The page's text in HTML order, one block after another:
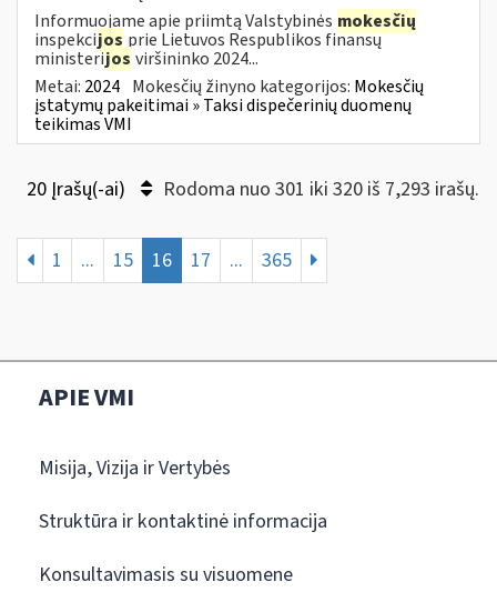
Informuojame apie priimtą Valstybinės mokesčių
inspekcijos prie Lietuvos Respublikos finansų
ministerijos viršininko 2024...
Metai: 2024 Mokesčių žinyno kategorijos: Mokesčių
įstatymų pakeitimai » Taksi dispečerinių duomenų
teikimas VMI
20 Įrašų(-ai) Rodoma nuo 301 iki 320 iš 7,293 irašų.
1 ... 15 16 17 ... 365
APIE VMI
Misija, Vizija ir Vertybės
Struktūra ir kontaktinė informacija
Konsultavimasis su visuomene